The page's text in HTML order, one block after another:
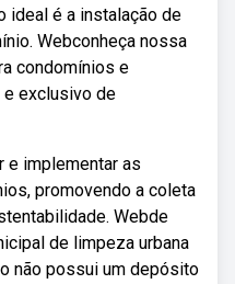
ideal é a instalação de
Webconheça nossa
condomínios e
e exclusivo de
e implementar as
promovendo a coleta
Webde
de limpeza urbana
não possui um depósito